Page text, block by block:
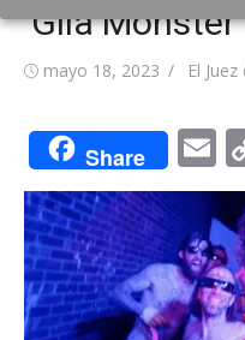
‘Gila Monster’
Publicada
mayo 18, 2023 Autor
El
Share